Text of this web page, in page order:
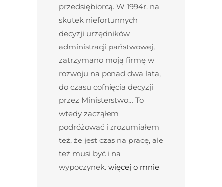
przedsiębiorcą. W 1994r. na
skutek niefortunnych
decyzji urzędników
administracji państwowej,
zatrzymano moją firmę w
rozwoju na ponad dwa lata,
do czasu cofnięcia decyzji
przez Ministerstwo… To
wtedy zacząłem
podróżować i zrozumiałem
też, że jest czas na pracę, ale
też musi być i na
wypoczynek. więcej o mnie